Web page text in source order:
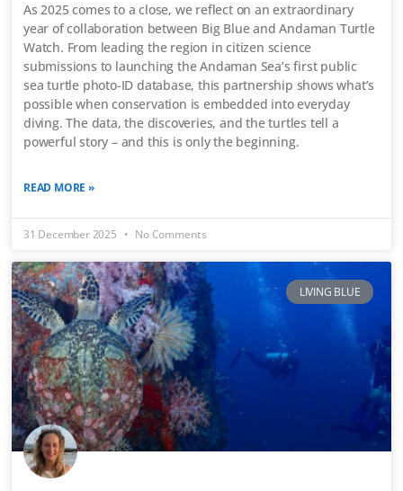
As 2025 comes to a close, we reflect on an extraordinary
year of collaboration between Big Blue and Andaman Turtle
Watch. From leading the region in citizen science
submissions to launching the Andaman Sea’s first public
sea turtle photo-ID database, this partnership shows what’s
possible when conservation is embedded into everyday
diving. The data, the discoveries, and the turtles tell a
powerful story – and this is only the beginning.
READ MORE »
31 December 2025 No Comments
LIVING BLUE